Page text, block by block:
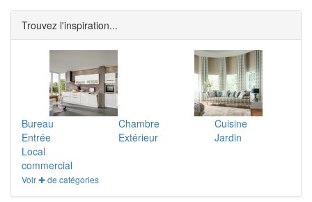
Trouvez l'inspiration...
Bureau Chambre
Cuisine
Entrée
Extérieur
Jardin
Local
commercial
Voir ✚ de catégories